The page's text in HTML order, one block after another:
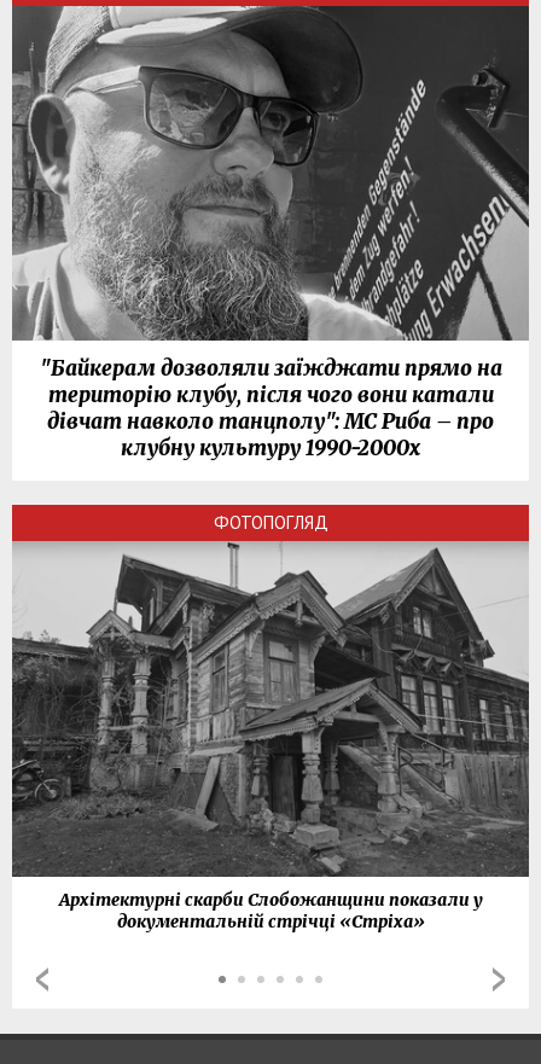
"Байкерам дозволяли заїжджати прямо на
територію клубу, після чого вони катали
дівчат навколо танцполу": МС Риба – про
клубну культуру 1990-2000х
ФОТОПОГЛЯД
Архітектурні скарби Слобожанщини показали у
документальній стрічці «Стріха»